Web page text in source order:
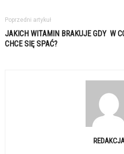
Poprzedni artykuł
JAKICH WITAMIN BRAKUJE GDY
CHCE SIĘ SPAĆ?
W